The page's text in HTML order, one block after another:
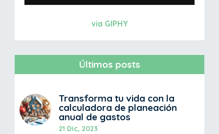
via GIPHY
Últimos posts
Transforma tu vida con la
calculadora de planeación
anual de gastos
21 Dic, 2023